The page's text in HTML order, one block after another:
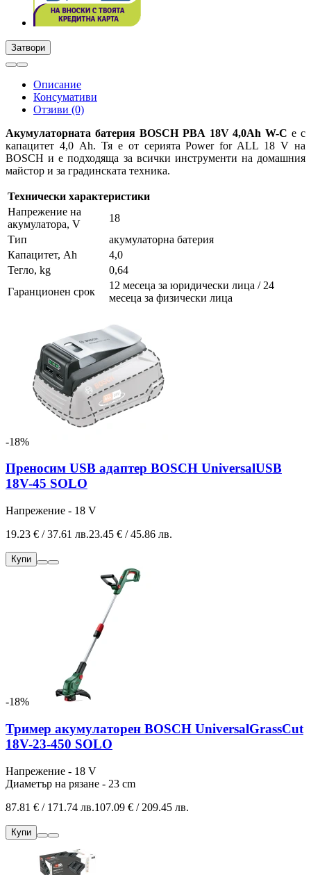
Затвори
Описание
Консумативи
Отзиви (0)
Акумулаторната батерия BOSCH PBA 18V 4,0Ah W-C е с
капацитет 4,0 Ah. Тя е от серията Power for ALL 18 V на
BOSCH и е подходяща зa всички инструменти на домашния
майстор и за градинската техника.
Технически характеристики
Напрежение на
акумулатора, V
18
Тип
акумулаторна батерия
Капацитет, Ah
4,0
Тегло, kg
0,64
Гаранционен срок
12 месеца за юридически лица / 24
месеца за физически лица
-18%
Преносим USB адаптер BOSCH UniversalUSB
18V-45 SOLO
Напрежение - 18 V
19.23 € / 37.61 лв.23.45 € / 45.86 лв.
Купи
-18%
Тример акумулаторен BOSCH UniversalGrassCut
18V-23-450 SOLO
Напрежение - 18 V
Диаметър на рязане - 23 cm
87.81 € / 171.74 лв.107.09 € / 209.45 лв.
Купи